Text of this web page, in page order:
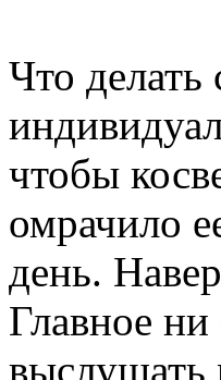
Что делать
чтобы
омрачило
день.
Главное
выслушать